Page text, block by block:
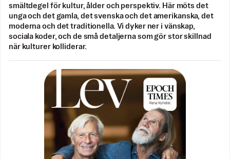
smältdegel för kultur, ålder och perspektiv. Här möts det
unga och det gamla, det svenska och det amerikanska, det
moderna och det traditionella. Vi dyker ner i vänskap,
sociala koder, och de små detaljerna som gör stor skillnad
när kulturer kolliderar.